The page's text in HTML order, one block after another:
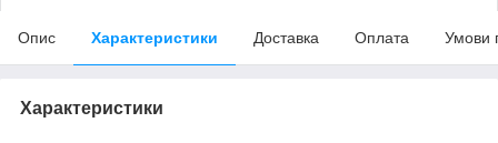
Опис Характеристики Доставка Оплата Умови
Характеристики